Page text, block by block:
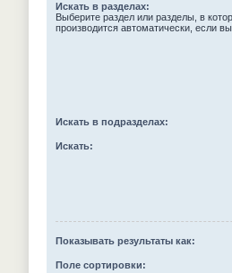
Искать в разделах:
Выберите раздел или разделы, в
производится автоматически, если
Искать в подразделах:
Искать:
Показывать результаты как:
Поле сортировки: